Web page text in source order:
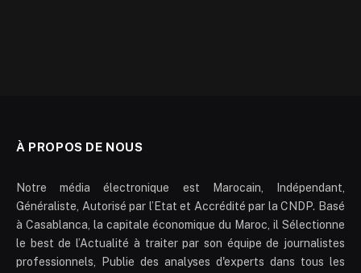
À PROPOS DE NOUS
Notre média électronique est Marocain, Indépendant,
Généraliste, Autorisé par l’Etat et Accrédité par la CNDP. Basé
à Casablanca, la capitale économique du Maroc, il Sélectionne
le best de l’Actualité à traiter par son équipe de journalistes
professionnels, Publie des analyses d'experts dans tous les